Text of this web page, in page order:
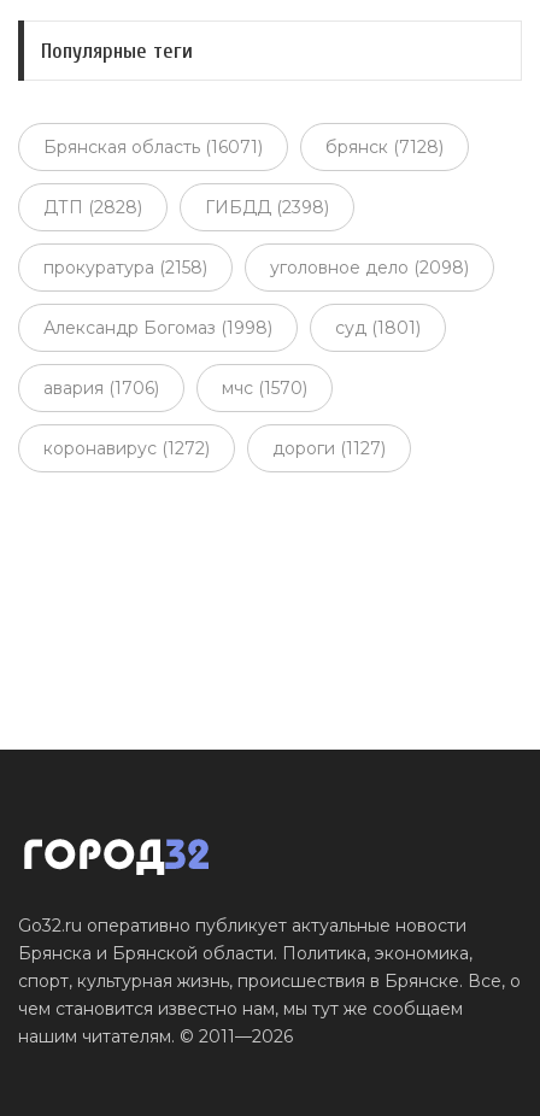
Популярные теги
Брянская область (16071) брянск (7128)
ДТП (2828) ГИБДД (2398)
прокуратура (2158) уголовное дело (2098)
Александр Богомаз (1998) суд (1801)
авария (1706) мчс (1570)
коронавирус (1272) дороги (1127)
Go32.ru оперативно публикует актуальные новости
Брянска и Брянской области. Политика, экономика,
спорт, культурная жизнь, происшествия в Брянске. Все, о
чем становится известно нам, мы тут же сообщаем
нашим читателям. © 2011—2026